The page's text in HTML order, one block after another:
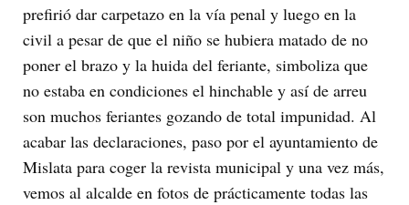
prefirió dar carpetazo en la vía penal y luego en la
civil a pesar de que el niño se hubiera matado de no
poner el brazo y la huida del feriante, simboliza que
no estaba en condiciones el hinchable y así de arreu
son muchos feriantes gozando de total impunidad. Al
acabar las declaraciones, paso por el ayuntamiento de
Mislata para coger la revista municipal y una vez más,
vemos al alcalde en fotos de prácticamente todas las